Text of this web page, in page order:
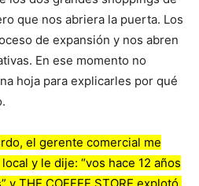
que nos abriera la puerta. Los
de expansión y nos abren
En ese momento no
hoja para explicarles por qué
el gerente comercial me
y le dije: “vos hace 12 años